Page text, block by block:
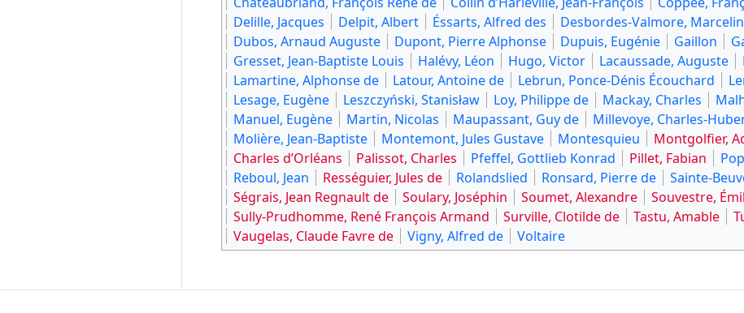
Delille, Jacques
Delpit, Albert Éssarts, Alfred des Desbordes-Valmore,
Dubos, Arnaud Auguste
Dupont, Pierre Alphonse Dupuis, Eugénie Gaillon
Gresset, Jean-Baptiste Louis
Halévy, Léon Hugo, Victor Lacaussade, Auguste
Lamartine, Alphonse de
Latour, Antoine de Lebrun, Ponce-Dénis Écouchard
Lesage, Eugène
Leszczyński, Stanisław Loy, Philippe de Mackay, Charles
Manuel, Eugène
Martin, Nicolas Maupassant, Guy de Millevoye, Charles-
Molière, Jean-Baptiste
Montemont, Jules Gustave Montesquieu Montgolfier,
Charles d’Orléans
Palissot, Charles Pfeffel, Gottlieb Konrad Pillet, Fabian
Reboul, Jean
Rességuier, Jules de Rolandslied Ronsard, Pierre de
Sainte-
Ségrais, Jean Regnault de
Soulary, Joséphin Soumet, Alexandre
Souvestre,
Sully-Prudhomme, René François Armand
Surville, Clotilde de Tastu, Amable
Vaugelas, Claude Favre de
Vigny, Alfred de Voltaire